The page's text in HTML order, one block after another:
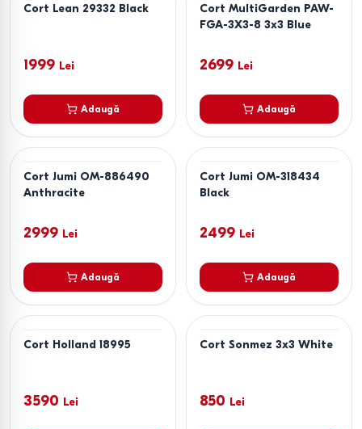
Cort Lean 29332 Black
1999 Lei
Adaugă
Cort MultiGarden PAW-
FGA-3X3-8 3x3 Blue
2699 Lei
Adaugă
Cort Jumi OM-886490
Anthracite
2999 Lei
Adaugă
Cort Jumi OM-318434
Black
2499 Lei
Adaugă
Cort Holland 18995
3590 Lei
Cort Sonmez 3x3 White
850 Lei